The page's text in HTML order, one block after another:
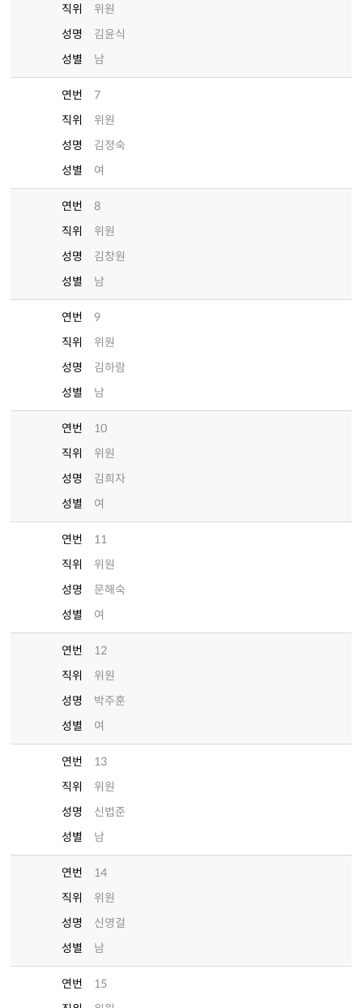
직위
위원
성명
김윤식
성별
남
연번
7
직위
위원
성명
김정숙
성별
여
연번
8
직위
위원
성명
김창원
성별
남
연번
9
직위
위원
성명
김하람
성별
남
연번
10
직위
위원
성명
김희자
성별
여
연번
11
직위
위원
성명
문해숙
성별
여
연번
12
직위
위원
성명
박주훈
성별
여
연번
13
직위
위원
성명
신법준
성별
남
연번
14
직위
위원
성명
신영걸
성별
남
연번
15